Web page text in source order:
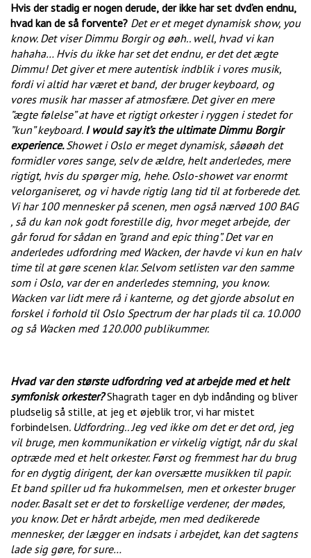
Hvis der stadig er nogen derude, der ikke har set dvd’en endnu,
hvad kan de så forvente? Det er et meget dynamisk show, you
know. Det viser Dimmu Borgir og øøh.. well, hvad vi kan
hahaha… Hvis du ikke har set det endnu, er det det ægte
Dimmu! Det giver et mere autentisk indblik i vores musik,
fordi vi altid har været et band, der bruger keyboard, og
vores musik har masser af atmosfære. Det giver en mere
”ægte følelse” at have et rigtigt orkester i ryggen i stedet for
”kun” keyboard. I would say it’s the ultimate Dimmu Borgir
experience.Showet i Oslo er meget dynamisk, såøøøh det
formidler vores sange, selv de ældre, helt anderledes, mere
rigtigt, hvis du spørger mig, hehe. Oslo-showet var enormt
velorganiseret, og vi havde rigtig lang tid til at forberede det.
Vi har 100 mennesker på scenen, men også nærved 100 BAG
, så du kan nok godt forestille dig, hvor meget arbejde, der
går forud for sådan en ”grand and epic thing”. Det var en
anderledes udfordring med Wacken, der havde vi kun en halv
time til at gøre scenen klar. Selvom setlisten var den samme
som i Oslo, var der en anderledes stemning, you know.
Wacken var lidt mere rå i kanterne, og det gjorde absolut en
forskel i forhold til Oslo Spectrum der har plads til ca. 10.000
og så Wacken med 120.000 publikummer.
Hvad var den største udfordring ved at arbejde med et helt
symfonisk orkester?Shagrath tager en dyb indånding og bliver
pludselig så stille, at jeg et øjeblik tror, vi har mistet
forbindelsen. Udfordring.. Jeg ved ikke om det er det ord, jeg
vil bruge, men kommunikation er virkelig vigtigt, når du skal
optræde med et helt orkester. Først og fremmest har du brug
for en dygtig dirigent, der kan oversætte musikken til papir.
Et band spiller ud fra hukommelsen, men et orkester bruger
noder. Basalt set er det to forskellige verdener, der mødes,
you know. Det er hårdt arbejde, men med dedikerede
mennesker, der lægger en indsats i arbejdet, kan det sagtens
lade sig gøre, for sure…